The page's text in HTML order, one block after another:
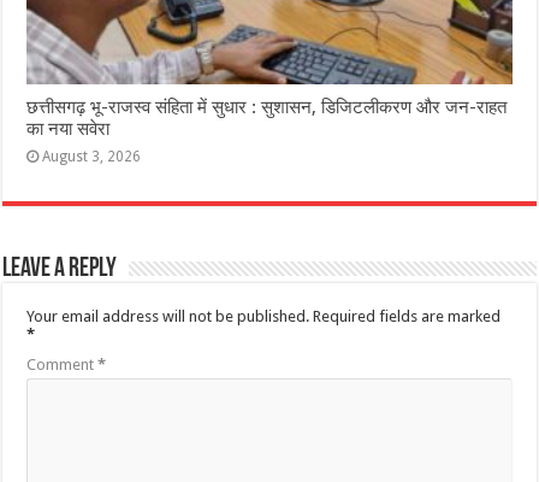
छत्तीसगढ़ भू-राजस्व संहिता में सुधार : सुशासन, डिजिटलीकरण और जन-राहत
का नया सवेरा
August 3, 2026
Leave a Reply
Your email address will not be published. Required fields are marked
*
Comment*